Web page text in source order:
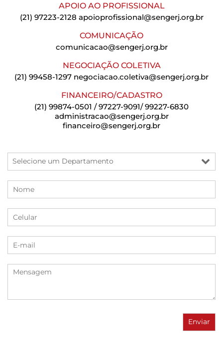
APOIO AO PROFISSIONAL
(21) 97223-2128 apoioprofissional@sengerj.org.br
COMUNICAÇÃO
comunicacao@sengerj.org.br
NEGOCIAÇÃO COLETIVA
(21) 99458-1297 negociacao.coletiva@sengerj.org.br
FINANCEIRO/CADASTRO
(21) 99874-0501 / 97227-9091/ 99227-6830
administracao@sengerj.org.br
financeiro@sengerj.org.br